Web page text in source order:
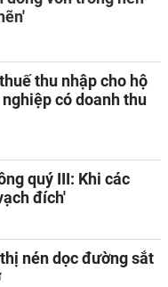
thu nhập cho hộ
có doanh thu
quý III: Khi các
đích'
nén dọc đường sắt